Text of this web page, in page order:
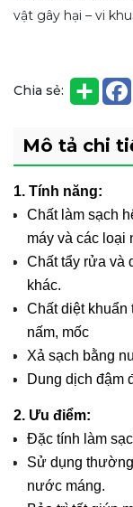
vật gây hại – vi
Chia sẻ:
Mô tả chi
1. Tính năng:
Chất làm sạch
máy và các loại
Chất tẩy rửa và
khác.
Chất diệt khuẩn
nấm, mốc
Xả sạch bằng
Dung dịch đậm
2. Ưu điểm:
Đặc tính làm
Sử dụng
nước máng.